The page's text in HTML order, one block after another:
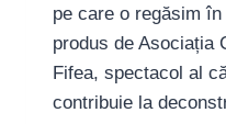
pe care o regăsim
produs de Asociația
Fifea, spectacol al
contribuie la